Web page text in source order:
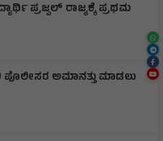
ಪ್ರಜ್ವಲ್ ರಾಜ್ಯಕ್ಕೆ ಪ್ರಥಮ
ಅಮಾನತ್ತು ಮಾಡಲು